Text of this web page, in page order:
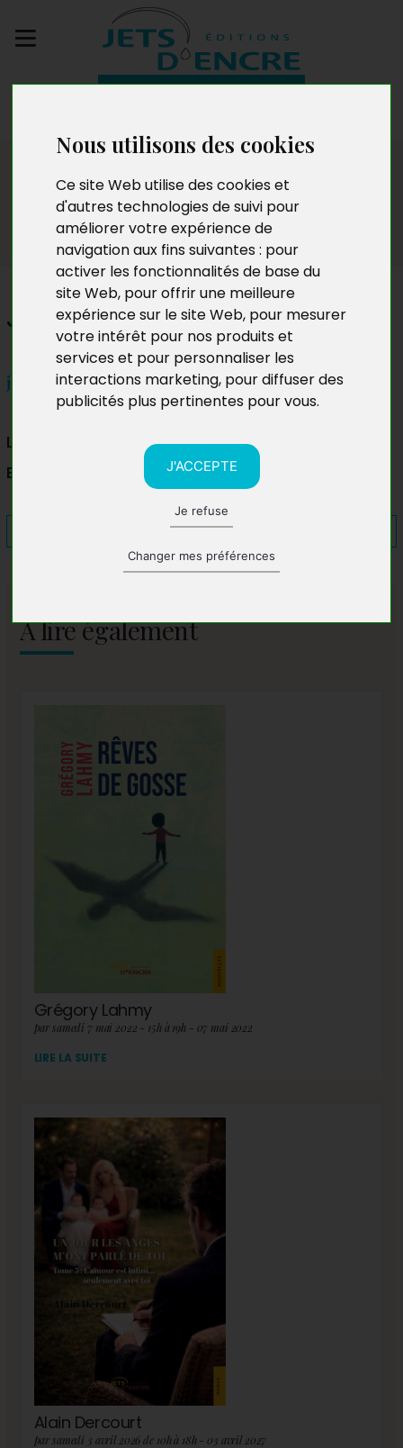
Nous utilisons des cookies
Ce site Web utilise des cookies et
d'autres technologies de suivi pour
améliorer votre expérience de
navigation aux fins suivantes : pour
activer les fonctionnalités de base du
site Web, pour offrir une meilleure
expérience sur le site Web, pour mesurer
votre intérêt pour nos produits et
services et pour personnaliser les
interactions marketing, pour diffuser des
publicités plus pertinentes pour vous.
J'ACCEPTE
Je refuse
Changer mes préférences
Dédicaces
Joana de Carvalho
jeudi 9 mai 2019 – 17h à 19h
La Librairie Européenne
Bruxelles, Belgique
A lire également
Grégory Lahmy
par samedi 7 mai 2022 - 15h à 19h - 07 mai 2022
LIRE LA SUITE
Alain Dercourt
par samedi 3 avril 2026 de 10h à 18h - 03 avril 2027